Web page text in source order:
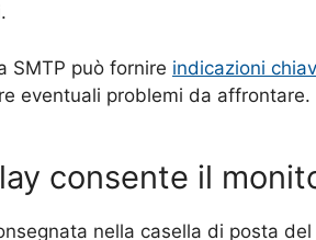
SMTP può fornire indicazioni
eventuali problemi da affrontare.
consente il
nella casella di posta